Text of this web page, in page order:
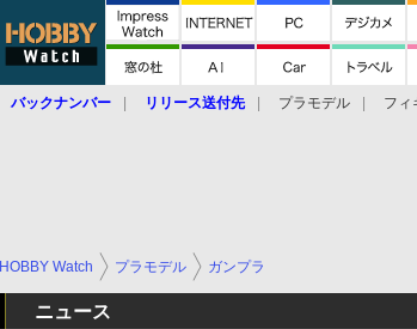
バックナンバー リリース送付先 プラモデル フィ
HOBBY Watch プラモデル ガンプラ
ニュース